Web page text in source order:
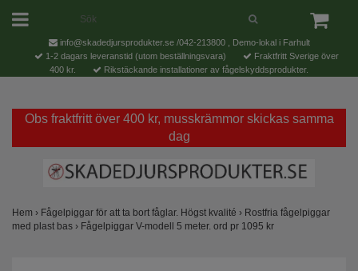
info@skadedjursprodukter.se/042-213800 , Demo-lokal i Farhult
1-2 dagars leveranstid (utom beställningsvara)
Fraktfritt Sverige över
400 kr.
Rikstäckande installationer av fågelskyddsprodukter.
Obs fraktfritt över 400 kr, musskrämmor skickas samma
dag
Hem › Fågelpiggar för att ta bort fåglar. Högst kvalité › Rostfria fågelpiggar
med plast bas › Fågelpiggar V-modell 5 meter. ord pr 1095 kr